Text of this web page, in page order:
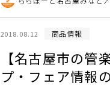
2018.08.12 商品情報
【名古屋市の
プ・フェア情報